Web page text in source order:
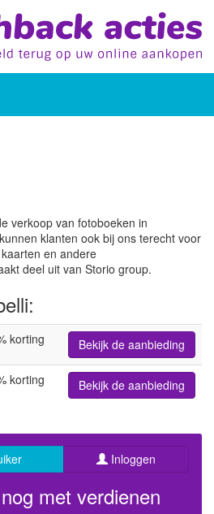
verkoop van fotoboeken in
klanten ook bij ons terecht voor
en andere
deel uit van Storio group.
korting Bekijk de aanbieding
korting Bekijk de aanbieding
Inloggen
Start vandaag nog met verdienen